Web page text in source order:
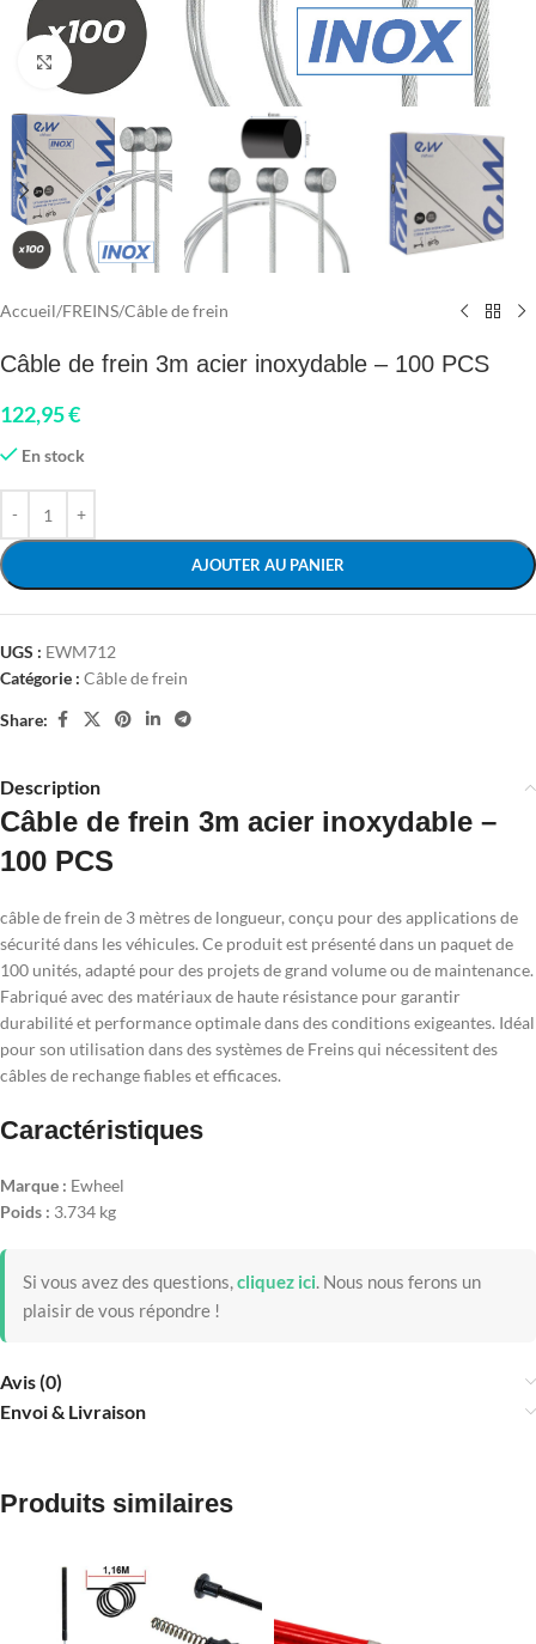
Click to enlarge
Accueil/FREINS/Câble de frein
Câble de frein 3m acier inoxydable – 100 PCS
122,95€
En stock
AJOUTER AU PANIER
UGS : EWM712
Catégorie : Câble de frein
Share:
Description
Câble de frein 3m acier inoxydable –
100 PCS
câble de frein de 3 mètres de longueur, conçu pour des applications de
sécurité dans les véhicules. Ce produit est présenté dans un paquet de
100 unités, adapté pour des projets de grand volume ou de maintenance.
Fabriqué avec des matériaux de haute résistance pour garantir
durabilité et performance optimale dans des conditions exigeantes. Idéal
pour son utilisation dans des systèmes de Freins qui nécessitent des
câbles de rechange fiables et efficaces.
Caractéristiques
Marque : Ewheel
Poids : 3.734 kg
Si vous avez des questions,cliquez ici. Nous nous ferons un
plaisir de vous répondre !
Avis (0)
Envoi & Livraison
Produits similaires